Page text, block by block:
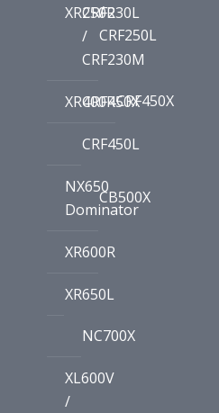
XR250R
CRF230L
/
CRF230M
/
CRF250L
XR400R
CRF450XCRF450X
CRF450L
NX650
Dominator
CB500X
XR600R
XR650L
NC700X
XL600V
/